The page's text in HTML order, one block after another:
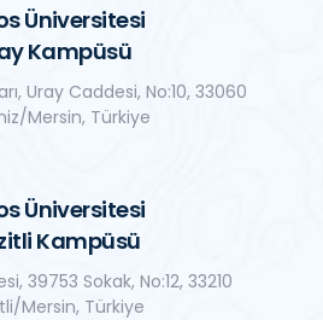
Üniversitesi
Kampüsü
Uray Caddesi, No:10, 33060
Mersin, Türkiye
Üniversitesi
Kampüsü
39753 Sokak, No:12, 33210
Mersin, Türkiye